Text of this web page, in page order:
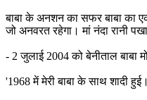
बाबा के अनशन का सफर बाबा का
जो अनवरत रहेगा। मां नंदा रानी
- 2 जुलाई 2004 को बेनीताल बाबा
'1968 में मेरी बाबा के साथ शादी